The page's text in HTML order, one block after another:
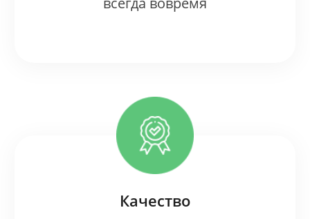
Качество